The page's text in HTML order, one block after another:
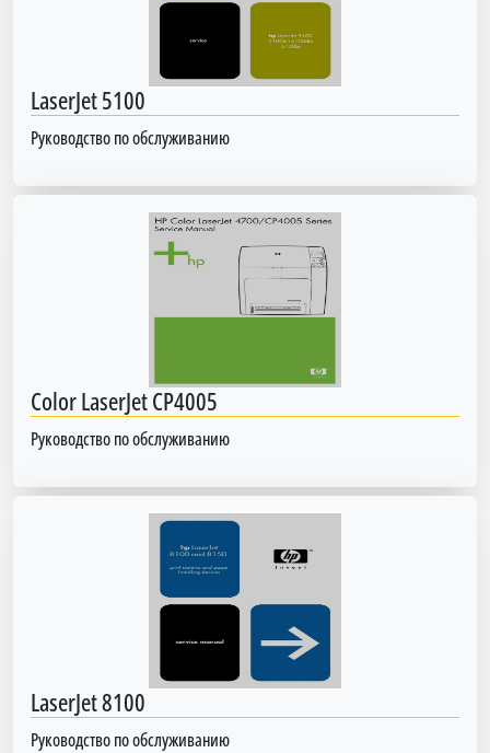
LaserJet 5100
Руководство по обслуживанию
Color LaserJet CP4005
Руководство по обслуживанию
LaserJet 8100
Руководство по обслуживанию